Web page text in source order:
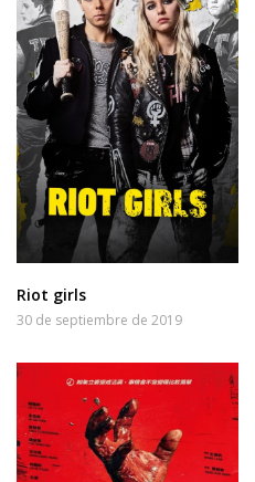
Riot girls
30 de septiembre de 2019